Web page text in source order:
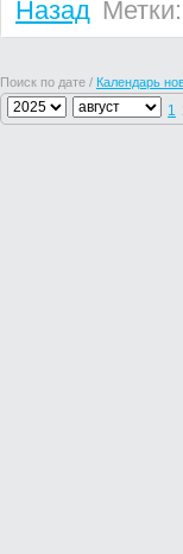
Назад Метки:
Поиск по дате / Календарь
1